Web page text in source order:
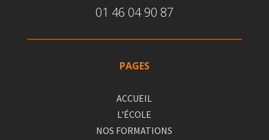
01 46 04 90 87
PAGES
ACCUEIL
L'ÉCOLE
NOS FORMATIONS